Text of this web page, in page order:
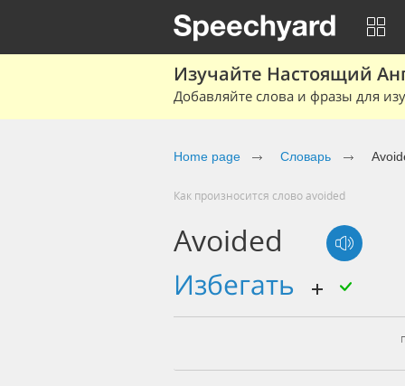
Изучайте Настоящий
Добавляйте слова и фразы для
Home page Словарь
Как произносится слово avoided
Avoided
избегать